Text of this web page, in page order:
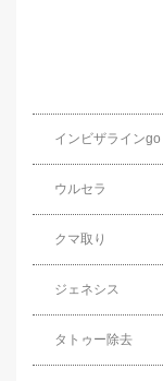
インビザラインgo
ウルセラ
クマ取り
ジェネシス
タトゥー除去